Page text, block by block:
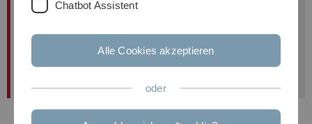
Ort: Chatbot Assistent
Alle Cookies akzeptieren
oder